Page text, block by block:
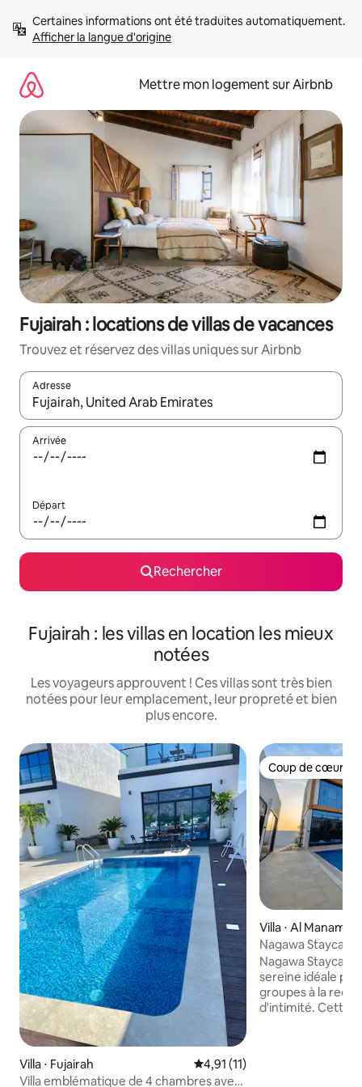
directement
Afficher la langue d'origine
Mettre mon logement sur Airbnb
Fujairah : locations de villas de vacances
Trouvez et réservez des villas uniques sur Airbnb
Adresse
Lorsque les résultats s'affichent, utilisez les flèches vers le
Arrivée
Départ
Rechercher
Fujairah : les villas en location les mieux
notées
Les voyageurs approuvent ! Ces villas sont très bien
notées pour leur emplacement, leur propreté et bien
plus encore.
Villa ⋅ Fujairah Évaluation moyenne sur la
4,91 (11)
Villa emblématique de 4 chambres avec
Coup de cœur
Coup de cœur
Villa ⋅ Al Manama
Nagawa
Nagawa
sereine idéale
groupes à la
d'intimité. Cette